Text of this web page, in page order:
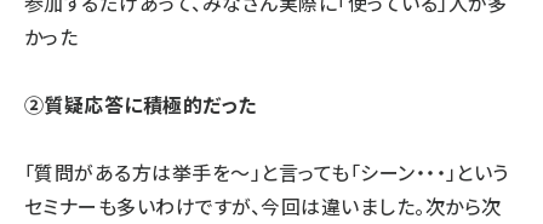
かった
②質疑応答に積極的だった
「質問がある方は挙手を～」と言っても「シーン・・・」という
セミナーも多いわけですが、今回は違いました。次から次